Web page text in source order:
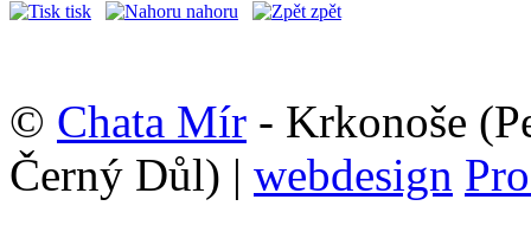
tisk nahoru zpět
© Chata Mír - Krkonoše
Černý Důl) | webdesign